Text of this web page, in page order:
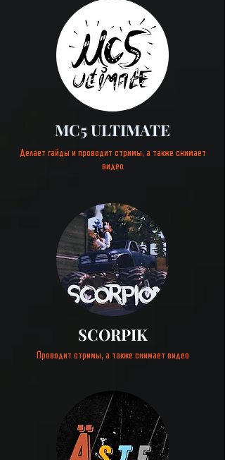
MC5 ULTIMATE
Делает гайды и проводит стримы, а также снимает
видео
SCORPIK
Проводит стримы, а также снимает видео